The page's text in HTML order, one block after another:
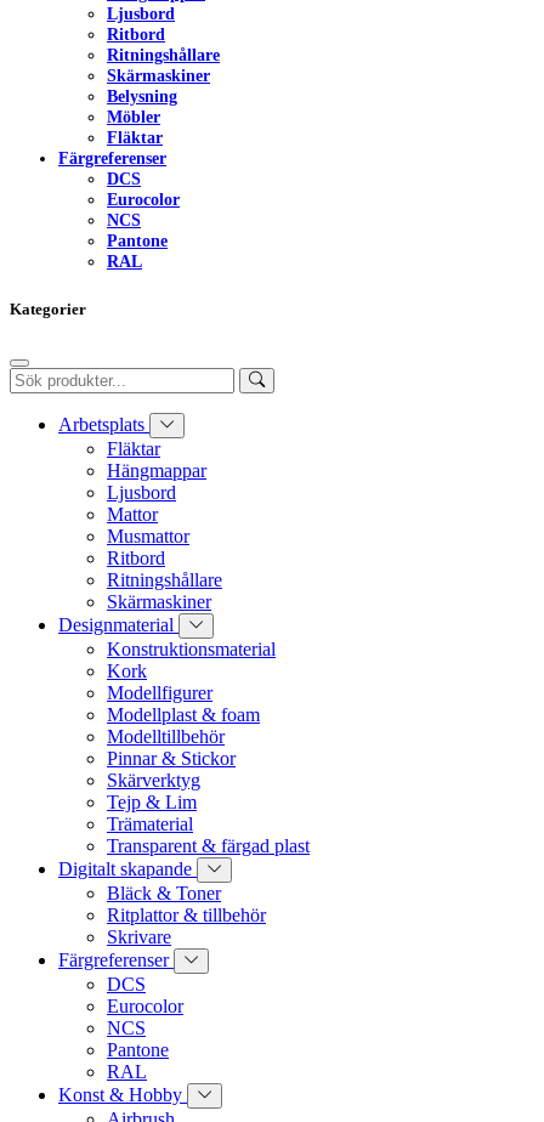
Ljusbord
Ritbord
Ritningshållare
Skärmaskiner
Belysning
Möbler
Fläktar
Färgreferenser
DCS
Eurocolor
NCS
Pantone
RAL
Kategorier
Arbetsplats
Fläktar
Hängmappar
Ljusbord
Mattor
Musmattor
Ritbord
Ritningshållare
Skärmaskiner
Designmaterial
Konstruktionsmaterial
Kork
Modellfigurer
Modellplast & foam
Modelltillbehör
Pinnar & Stickor
Skärverktyg
Tejp & Lim
Trämaterial
Transparent & färgad plast
Digitalt skapande
Bläck & Toner
Ritplattor & tillbehör
Skrivare
Färgreferenser
DCS
Eurocolor
NCS
Pantone
RAL
Konst & Hobby